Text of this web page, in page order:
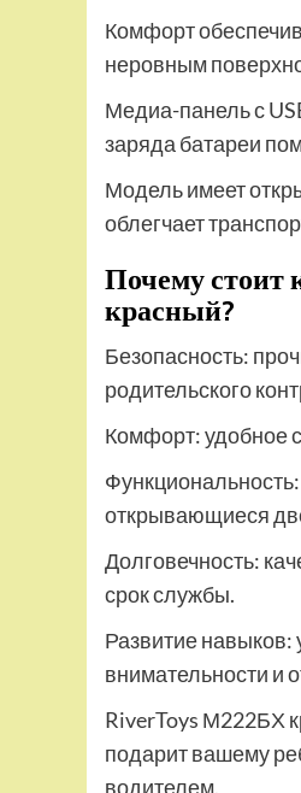
Комфорт
неровным
Медиа-панель с
заряда батареи
Модель имеет
облегчает
Почему стоит
красный?
Безопасность:
родительского
Комфорт: удобное
открывающиеся
Долговечность:
срок службы.
Развитие навыков:
внимательности и
RiverToys М222БХ
подарит вашему
водителем.